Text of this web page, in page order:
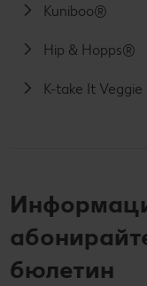
Kuniboo®
Hip & Hopps®
K-take It Veggie
бюлетин